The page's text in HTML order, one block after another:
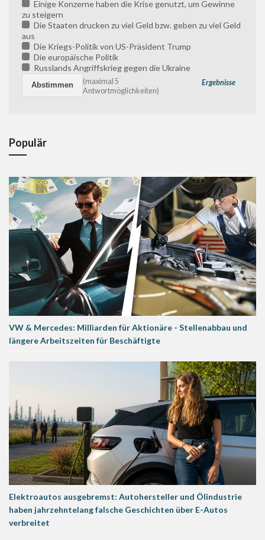
Einige Konzerne haben die Krise genutzt, um Gewinne
zu steigern
Die Staaten drucken zu viel Geld bzw. geben zu viel Geld
aus
Die Kriegs-Politik von US-Präsident Trump
Die europäische Politik
Russlands Angriffskrieg gegen die Ukraine
Ergebnisse
(maximal 5
Antwortmöglichkeiten)
Populär
VW & Mercedes: Milliarden für Aktionäre - Stellenabbau und
längere Arbeitszeiten für Beschäftigte
Elektroautos ausgebremst: Autohersteller und Ölindustrie
haben jahrzehntelang falsche Geschichten über E-Autos
verbreitet